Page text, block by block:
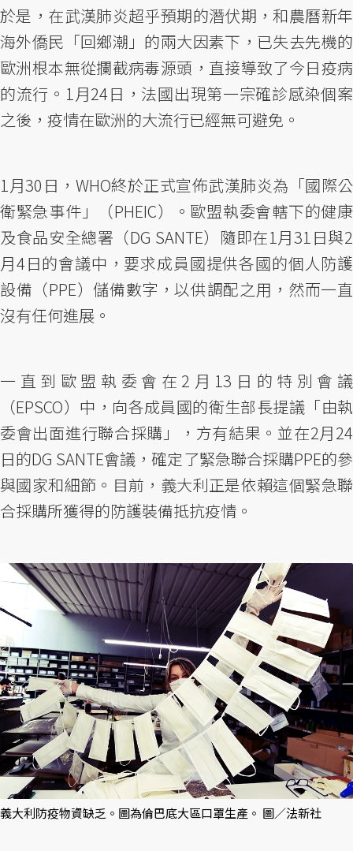
於是，在武漢肺炎超乎預期的潛伏期，和農曆新年
海外僑民「回鄉潮」的兩大因素下，已失去先機的
歐洲根本無從攔截病毒源頭，直接導致了今日疫病
的流行。1月24日，法國出現第一宗確診感染個案
之後，疫情在歐洲的大流行已經無可避免。
1月30日，WHO終於正式宣佈武漢肺炎為「國際公
衛緊急事件」（PHEIC）。歐盟執委會轄下的健康
及食品安全總署（DG SANTE）隨即在1月31日與2
月4日的會議中，要求成員國提供各國的個人防護
設備（PPE）儲備數字，以供調配之用，然而一直
沒有任何進展。
一直到歐盟執委會在2月13日的特別會議
（EPSCO）中，向各成員國的衛生部長提議「由執
委會出面進行聯合採購」，方有結果。並在2月24
日的DG SANTE會議，確定了緊急聯合採購PPE的參
與國家和細節。目前，義大利正是依賴這個緊急聯
合採購所獲得的防護裝備抵抗疫情。
義大利防疫物資缺乏。圖為倫巴底大區口罩生產。 圖／法新社